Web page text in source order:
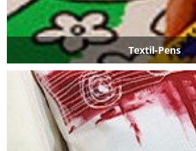
Textil-Pens